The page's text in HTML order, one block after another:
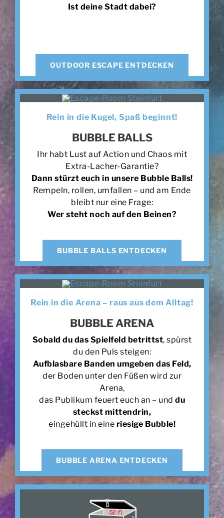
Ist deine Stadt dabei?
OUTDOOR ESCAPE ENTDECKEN
Rein in die Kugel, Spaß beginnt!
BUBBLE BALLS
Ihr habt Lust auf Action und Chaos mit
Extra-Lacher-Garantie?
Dann stürzt euch in unsere Bubble Balls!
Rempeln, rollen, umfallen – und am Ende
bleibt nur eine Frage:
Wer steht noch auf den Beinen?
BUBBLE BALLS ENTDECKEN
Rein in die Arena – raus aus dem Alltag!
BUBBLE ARENA
Sobald du das Spielfeld betrittst, spürst
du den Puls steigen:
Aufblasbare Banden umgeben das Feld,
der Boden unter den Füßen wird zur
Arena,
das Publikum feuert euch an – und du
steckst mittendrin,
eingehüllt in eine riesige Bubble!
BUBBLE ARENA ENTDECKEN